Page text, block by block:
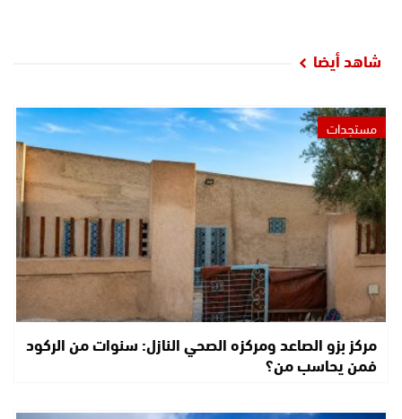
شاهد أيضا
مستجدات
مركز بزو الصاعد ومركزه الصحي النازل: سنوات من الركود
فمن يحاسب من؟